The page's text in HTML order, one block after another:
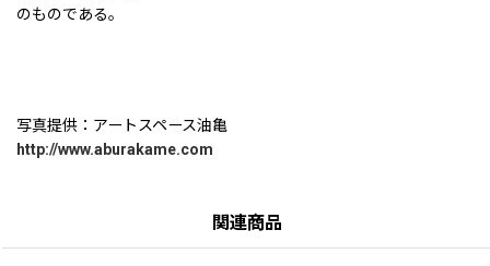
のものである。
写真提供：アートスペース油亀
http://www.aburakame.com
関連商品